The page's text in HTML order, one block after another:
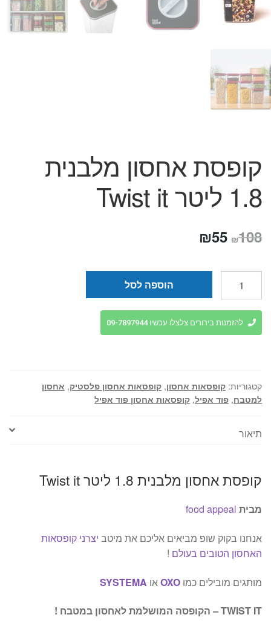
תשלום
קופסת אחסון מלבנית
1.8 ליטר Twist it
₪108 המחיר
היה:
₪108.
₪55
₪55.
קופסת
אחסון
מלבנית
Twist
it
הוספה לסל
להזמנות בירורים צלצלו עכשיו 09-7897944
קטגוריות: קופסאות אחסון, קופסאות אחסון פלסטיק, אחסון
למטבח, פוד אפיל, קופסאות אחסון פוד אפיל
תיאור
קופסת אחסון מלבנית 1.8 ליטר Twist it
מבית food appeal
אנחנו בקוק שופ מביאים אליכם את מיטב יצרני קופסאות
האחסון הטובים בעולם !
מותגים מובילים כמו OXOאו SYSTEMA
TWIST IT – הקופסה המושלמת לאחסון במטבח !